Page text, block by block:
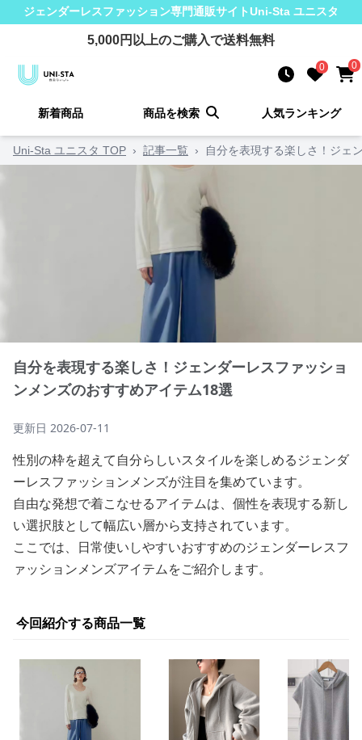
ジェンダーレスファッション専門通販サイトUni-Sta ユニスタ
5,000円以上のご購入で送料無料
0 0
新着商品 商品を検索 人気ランキング
Uni-Sta ユニスタ TOP › 記事一覧 › 自分を表現する楽しさ！ジェ
自分を表現する楽しさ！ジェンダーレスファッショ
ンメンズのおすすめアイテム18選
更新日 2026-07-11
性別の枠を超えて自分らしいスタイルを楽しめるジェンダ
ーレスファッションメンズが注目を集めています。
自由な発想で着こなせるアイテムは、個性を表現する新し
い選択肢として幅広い層から支持されています。
ここでは、日常使いしやすいおすすめのジェンダーレスフ
ァッションメンズアイテムをご紹介します。
今回紹介する商品一覧